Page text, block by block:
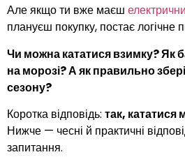
Але якщо ти вже маєш
плануєш покупку, постає логічне
Чи можна кататися взимку? Як
на морозі? А як правильно
сезону?
Коротка відповідь: так, кататися
Нижче — чесні й практичні
запитання.